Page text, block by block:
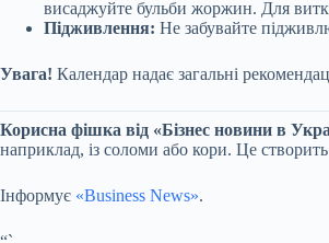
висаджуйте бульби жоржин. Для
Підживлення: Не забувайте
Увага! Календар надає загальні
Корисна фішка від «Бізнес новини в
наприклад, із соломи або кори. Це
Інформує «Business News».